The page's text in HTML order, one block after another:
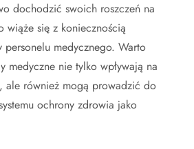
dochodzić swoich roszczeń na
się z koniecznością
medycznego. Warto
medyczne nie tylko wpływają na
ale również mogą prowadzić do
ochrony zdrowia jako